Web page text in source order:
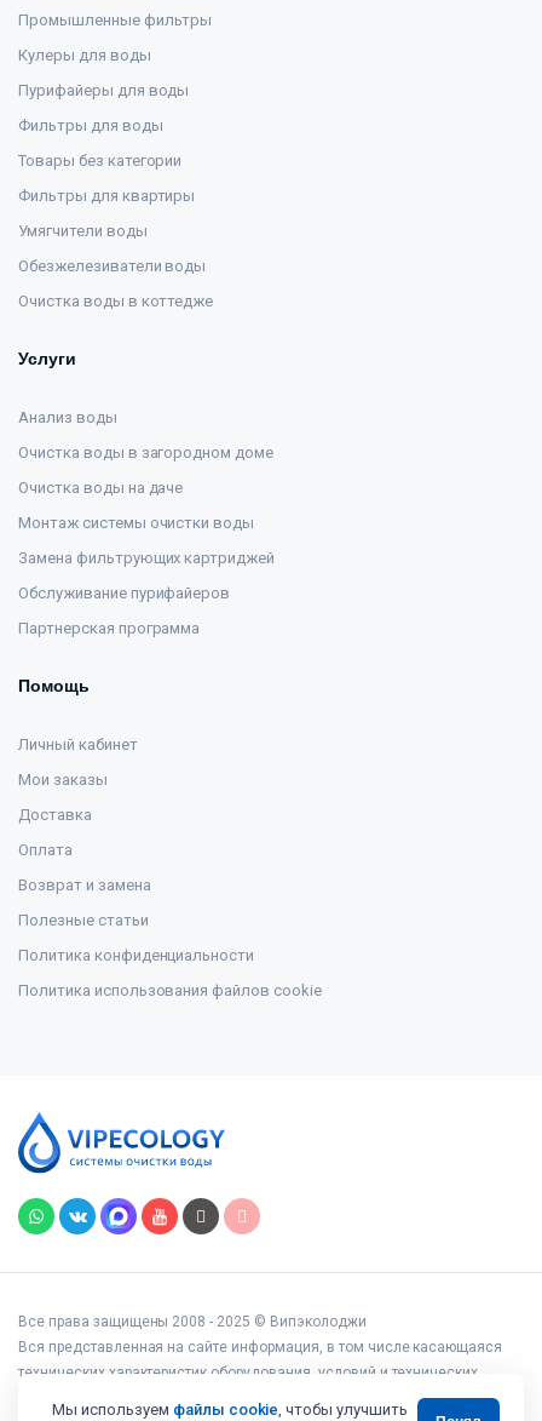
Промышленные фильтры
Кулеры для воды
Пурифайеры для воды
Фильтры для воды
Товары без категории
Фильтры для квартиры
Умягчители воды
Обезжелезиватели воды
Очистка воды в коттедже
Услуги
Анализ воды
Очистка воды в загородном доме
Очистка воды на даче
Монтаж системы очистки воды
Замена фильтрующих картриджей
Обслуживание пурифайеров
Партнерская программа
Помощь
Личный кабинет
Мои заказы
Доставка
Оплата
Возврат и замена
Полезные статьи
Политика конфиденциальности
Политика использования файлов cookie
Все права защищены 2008 - 2025 © Випэколоджи
Вся представленная на сайте информация, в том числе касающаяся
технических характеристик оборудования, условий и технических
возможностей подключения, наличия на складе, стоимости товаров и
Мы используем файлы cookie, чтобы улучшить